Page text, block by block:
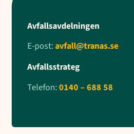
Avfallsavdelningen
E-post:avfall@tranas.se
Avfallsstrateg
Telefon:0140 – 688 58